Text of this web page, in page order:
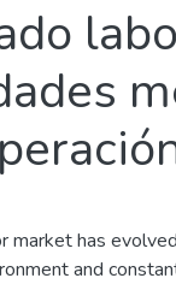
market has
and